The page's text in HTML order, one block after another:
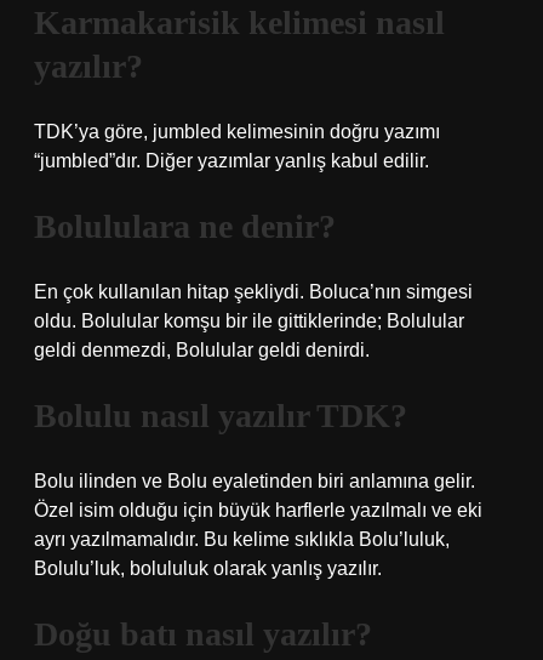
Karmakarisik kelimesi nasıl
yazılır?
TDK’ya göre, jumbled kelimesinin doğru yazımı
“jumbled”dır. Diğer yazımlar yanlış kabul edilir.
Bolululara ne denir?
En çok kullanılan hitap şekliydi. Boluca’nın simgesi
oldu. Bolulular komşu bir ile gittiklerinde; Bolulular
geldi denmezdi, Bolulular geldi denirdi.
Bolulu nasıl yazılır TDK?
Bolu ilinden ve Bolu eyaletinden biri anlamına gelir.
Özel isim olduğu için büyük harflerle yazılmalı ve eki
ayrı yazılmamalıdır. Bu kelime sıklıkla Bolu’luluk,
Bolulu’luk, bolululuk olarak yanlış yazılır.
Doğu batı nasıl yazılır?